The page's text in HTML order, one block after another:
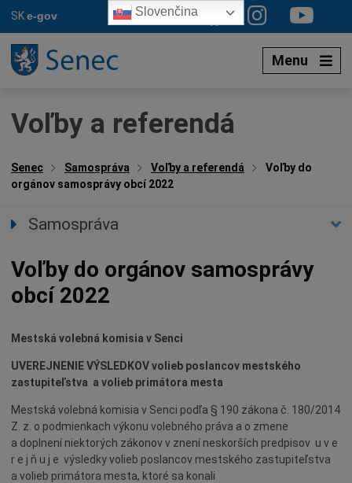
SKe-gov
Menu
Voľby a referendá
Senec Samospráva Voľby a referendá
Voľby do
orgánov samosprávy obcí 2022
Samospráva
Zástupca primátora
Hlavný kontrolór mesta
Mestská rada
Komisie
Zasadnutia
Otvorená samospráva
Úradná tabuľa
Všeobecne záväzné nariadenia
Voľby do orgánov samosprávy
obcí 2022
Mestská volebná komisia v Senci
UVEREJNENIE VÝSLEDKOVvolieb poslancov mestského
zastupiteľstva a volieb primátora mesta
Mestská volebná komisia v Senci podľa § 190 zákona č. 180/2014
Z. z. o podmienkach výkonu volebného práva a o zmene
a doplnení niektorých zákonov v znení neskorších predpisov u v e
r e j ň u j e výsledky volieb poslancov mestského zastupiteľstva
a volieb primátora mesta, ktoré sa konali
Slovenčina